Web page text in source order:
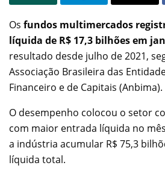
Os fundos multimercados
líquida de R$ 17,3 bilhões em
resultado desde julho de 2021,
Associação Brasileira das
Financeiro e de Capitais (Anbima).
O desempenho colocou o setor
com maior entrada líquida no
a indústria acumular R$ 75,3
líquida total.